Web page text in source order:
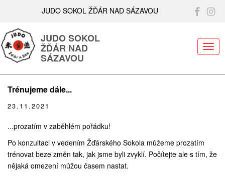
JUDO SOKOL ŽĎÁR NAD SÁZAVOU
JUDO SOKOL
ŽĎÁR NAD
SÁZAVOU
Trénujeme dále...
23.11.2021
...prozatím v zaběhlém pořádku!
Po konzultaci v vedením Žďárského Sokola můžeme prozatím
trénovat beze změn tak, jak jsme byli zvyklí. Počítejte ale s tím, že
nějaká omezení můžou časem nastat.